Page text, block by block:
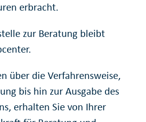
erbracht.
zur Beratung bleibt
über die Verfahrensweise,
bis hin zur Ausgabe des
erhalten Sie von Ihrer